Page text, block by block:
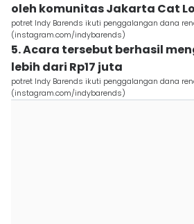
oleh komunitas Jakarta Cat
potret Indy Barends ikuti penggalangan dana
(instagram.com/indybarends)
5. Acara tersebut berhasil
lebih dari Rp17 juta
potret Indy Barends ikuti penggalangan dana
(instagram.com/indybarends)